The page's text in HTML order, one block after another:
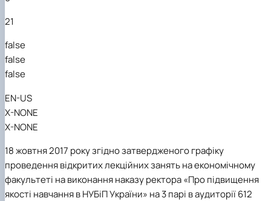
21
false
false
false
EN-US
X-NONE
X-NONE
18 жовтня 2017 року згідно затвердженого графіку
проведення відкритих лекційних занять на економічному
факультеті на виконаннянаказу ректора «Про підвищення
якості навчання в НУБіП України» на3 парі в аудиторії612